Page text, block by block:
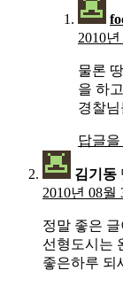
2010
물론
을 하
경찰
답글을
김기동
2010년 08월
정말 좋은
선형도시는
좋은하루 되